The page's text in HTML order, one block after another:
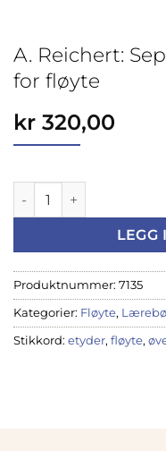
A. Reichert:
for fløyte
kr 320,00
A. Reichert: Sept
LEGG
Produktnummer: 7135
Kategorier: Fløyte,
Stikkord: etyder, fløyte,